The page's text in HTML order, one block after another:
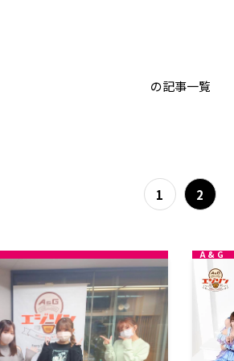
の記事一覧
1 2